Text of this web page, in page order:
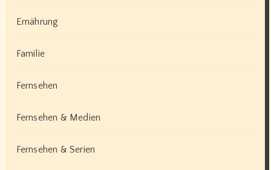
Ernährung
Familie
Fernsehen
Fernsehen & Medien
Fernsehen & Serien